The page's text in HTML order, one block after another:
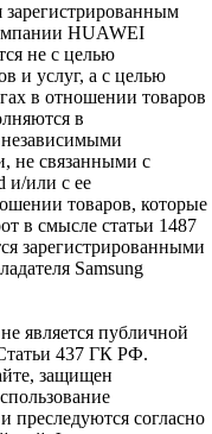
HUAWEI
не с целью
и услуг, а с целью
в отношении товаров
в
не связанными с
и/или с ее
товаров, которые
в смысле статьи 1487
зарегистрированными
Samsung
является публичной
437 ГК РФ.
защищен
согласно